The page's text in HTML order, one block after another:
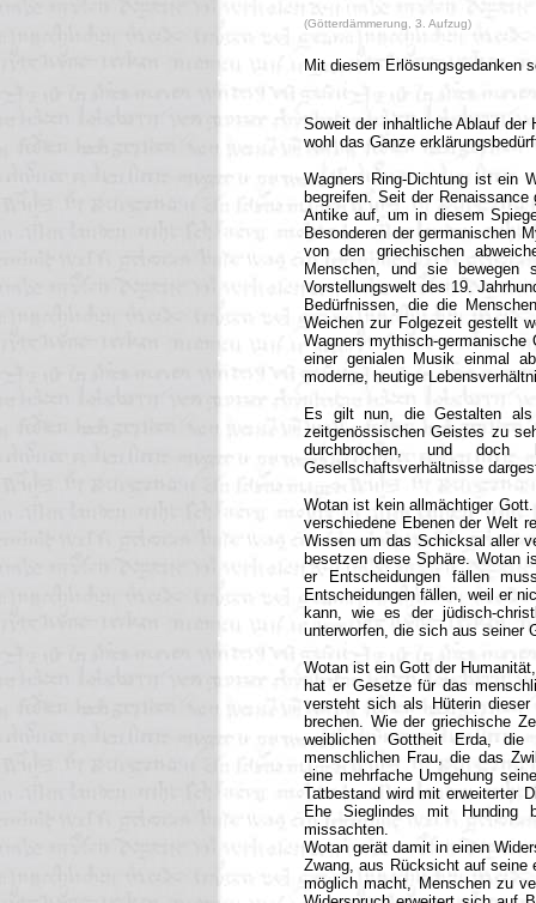
(Götterdämmerung, 3. Aufzug)
Mit diesem Erlösungsgedanken
Soweit der inhaltliche Ablauf der
wohl das Ganze
Wagners Ring-Dichtung ist ein
begreifen. Seit der
Antike auf, um in diesem
Besonderen der germanischen
von den griechischen
Menschen, und sie
Vorstellungswelt des 19.
Bedürfnissen, die die
Weichen zur Folgezeit gestellt
Wagners mythisch-germanische
einer genialen Musik einmal
moderne, heutige
Es gilt nun, die Gestalten als
zeitgenössischen Geistes zu
durchbrochen, und
Gesellschaftsverhältnisse
Wotan ist kein allmächtiger
verschiedene Ebenen der Welt
Wissen um das Schicksal aller
besetzen diese Sphäre. Wotan
er Entscheidungen fällen
Entscheidungen fällen, weil er
kann, wie es der jüdisch-
unterworfen, die sich aus seiner
Wotan ist ein Gott der
hat er Gesetze für das
versteht sich als Hüterin
brechen. Wie der griechische
weiblichen Gottheit Erda, die
menschlichen Frau, die das
eine mehrfache Umgehung
Tatbestand wird mit erweiterter
Ehe Sieglindes mit Hunding
missachten.
Wotan gerät damit in einen
Zwang, aus Rücksicht auf seine
möglich macht, Menschen zu